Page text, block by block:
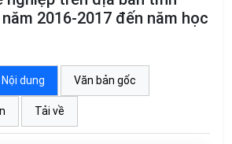
2016-2017 đến năm học
Nội dung Văn bản gốc
Tải về